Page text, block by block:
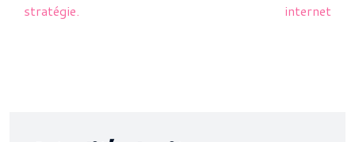
stratégie.
internet